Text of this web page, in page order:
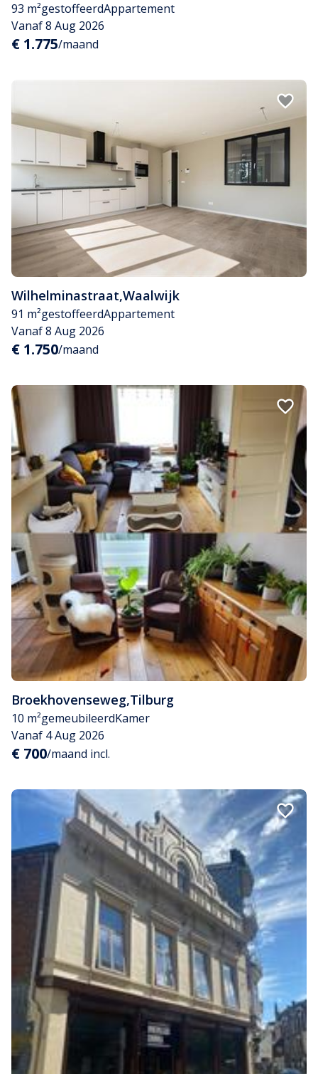
93 m²gestoffeerdAppartement
Vanaf 8 Aug 2026
€ 1.775/maand
Wilhelminastraat,Waalwijk
91 m²gestoffeerdAppartement
Vanaf 8 Aug 2026
€ 1.750/maand
Broekhovenseweg,Tilburg
10 m²gemeubileerdKamer
Vanaf 4 Aug 2026
€ 700/maand incl.